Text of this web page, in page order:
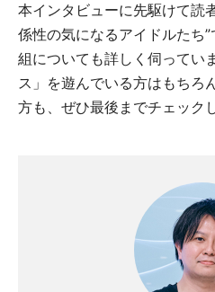
本インタビューに先駆けて読
係性の気になるアイドルたち
組についても詳しく伺ってい
ス」を遊んでいる方はもちろ
方も、ぜひ最後までチェック